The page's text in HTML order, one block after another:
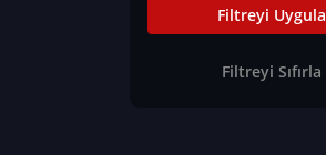
Eğitim Bilimleri
Büşra Elif Kıvrak
Can TORUN
Filtreyi Uygula
Filtreyi Sıfırla